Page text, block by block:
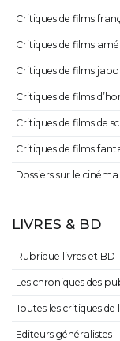
Critiques de films
Critiques de films
Critiques de films
Critiques de films
Critiques de films de
Critiques de films
Dossiers sur le cinéma
LIVRES & BD
Rubrique livres et BD
Les chroniques des
Toutes les critiques
Editeurs généralistes